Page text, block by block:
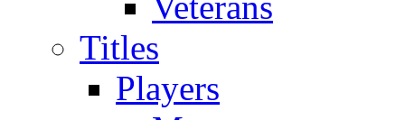
Titles
Players